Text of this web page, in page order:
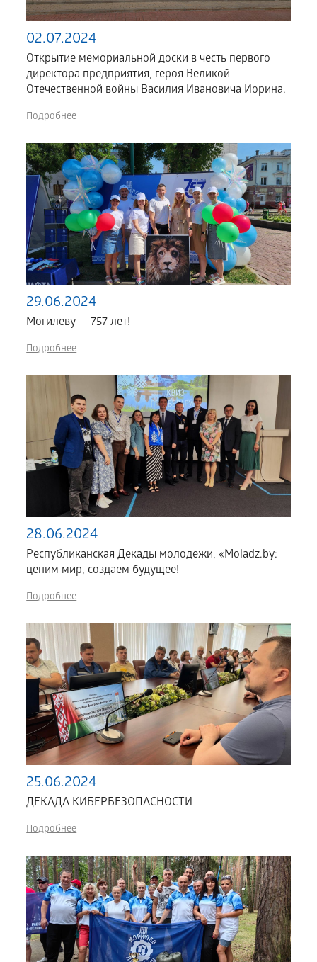
02.07.2024
Открытие мемориальной доски в честь первого
директора предприятия, героя Великой
Отечественной войны Василия Ивановича Иорина.
Подробнее
29.06.2024
Могилеву — 757 лет!
Подробнее
28.06.2024
Республиканская Декады молодежи, «Moladz.by:
ценим мир, создаем будущее!
Подробнее
25.06.2024
ДЕКАДА КИБЕРБЕЗОПАСНОСТИ
Подробнее